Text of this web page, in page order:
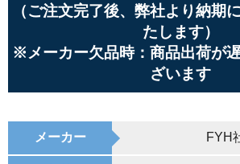
（ご注文完了後、弊社より納期
たします）
※メーカー欠品時：商品出荷が
ざいます
メーカー FYH